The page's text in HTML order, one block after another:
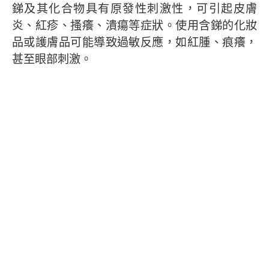
銻及其化合物具有原發性刺激性，可引起皮膚
炎、紅疹、搔癢、潰瘍等症狀。使用含銻的化妝
品或護膚品可能導致過敏反應，如紅腫、痕癢，
甚至眼部刺激。